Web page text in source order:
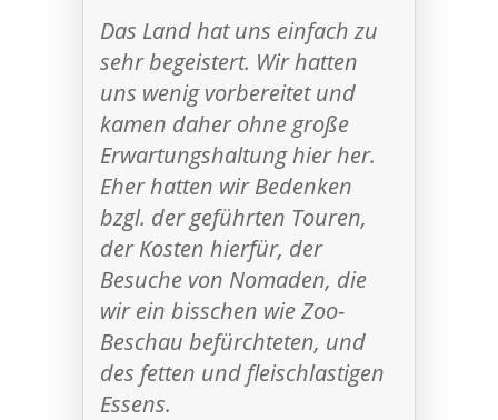
Das Land hat uns einfach zu
sehr begeistert. Wir hatten
uns wenig vorbereitet und
kamen daher ohne große
Erwartungshaltung hier her.
Eher hatten wir Bedenken
bzgl. der geführten Touren,
der Kosten hierfür, der
Besuche von Nomaden, die
wir ein bisschen wie Zoo-
Beschau befürchteten, und
des fetten und fleischlastigen
Essens.